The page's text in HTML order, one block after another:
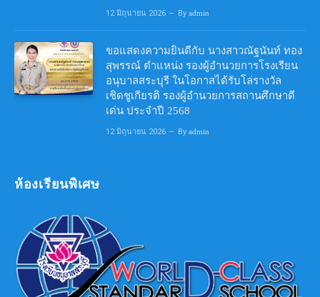
12 มิถุนายน 2026 By admin
ขอแสดงความยินดีกับ นางสาวณัฐนันท์ ทอง
สุพรรณ์ ตำแหน่ง รองผู้อำนวยการโรงเรียน
อนุบาลสระบุรี ในโอกาสได้รับโล่รางวัล
เชิดชูเกียรติ รองผู้อำนวยการสถานศึกษาดี
เด่น ประจำปี 2568
12 มิถุนายน 2026 By admin
ห้องเรียนพิเศษ